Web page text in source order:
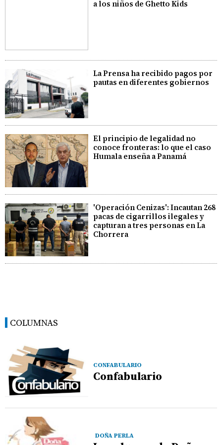
a los niños de Ghetto Kids
La Prensa ha recibido pagos por
pautas en diferentes gobiernos
El principio de legalidad no
conoce fronteras: lo que el caso
Humala enseña a Panamá
'Operación Cenizas': Incautan 268
pacas de cigarrillos ilegales y
capturan a tres personas en La
Chorrera
COLUMNAS
CONFABULARIO
Confabulario
DOÑA PERLA